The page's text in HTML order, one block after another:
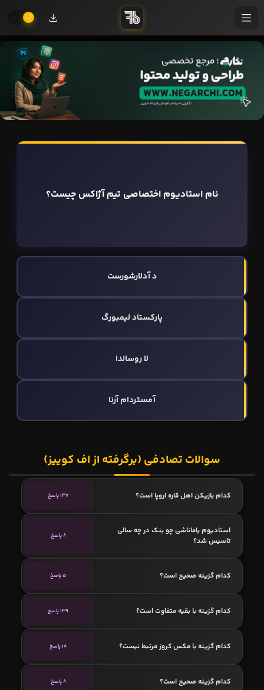
نام استادیوم اختصاصی تیم آژاکس چیست؟
د آدلارشورست
پارکستاد لیمبورگ
لا روسالدا
آمستردام آرنا
سوالات تصادفی (برگرفته از اف کوییز)
کدام بازیکن اهل قاره اروپا است؟ 137 پاسخ
استادیوم یاماناشی چو بنک در چه سالی
تاسیس شد؟
8 پاسخ
کدام گزینه صحیح است؟ 5 پاسخ
کدام گزینه با بقیه متفاوت است؟ 139 پاسخ
کدام گزینه با مکس کروز مرتبط نیست؟ 18 پاسخ
کدام گزینه صحیح است؟ 8 پاسخ